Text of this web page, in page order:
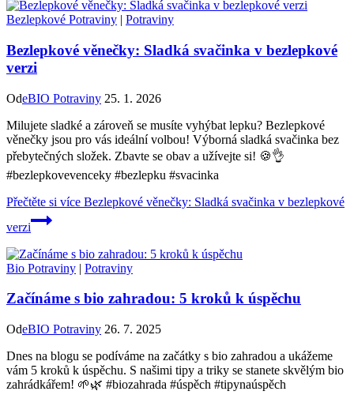
Bezlepkové Potraviny | Potraviny
Bezlepkové věnečky: Sladká svačinka v bezlepkové
verzi
OdeBIO Potraviny 25. 1. 2026
Milujete sladké a zároveň se musíte vyhýbat lepku? Bezlepkové
věnečky jsou pro vás ideální volbou! Výborná sladká svačinka bez
přebytečných složek. Zbavte se obav a užívejte si! 🍪👌
#bezlepkovevenceky #bezlepku #svacinka
Přečtěte si více Bezlepkové věnečky: Sladká svačinka v bezlepkové
verzi
Bio Potraviny | Potraviny
Začínáme s bio zahradou: 5 kroků k úspěchu
OdeBIO Potraviny 26. 7. 2025
Dnes na blogu se podíváme na začátky s bio zahradou a ukážeme
vám 5 kroků k úspěchu. S našimi tipy a triky se stanete skvělým bio
zahrádkářem! 🌱🌿 #biozahrada #úspěch #tipynaúspěch